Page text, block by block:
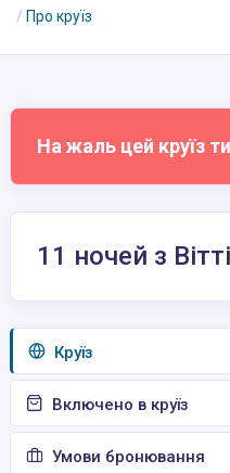
Про круїз
На жаль цей круїз
11 ночей з
Круїз
Включено в круїз
Умови бронювання